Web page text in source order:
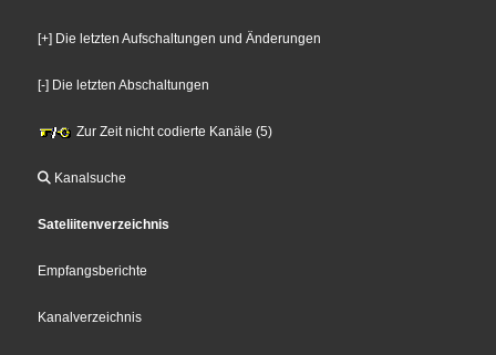
[+] Die letzten Aufschaltungen und Änderungen
[-] Die letzten Abschaltungen
Zur Zeit nicht codierte Kanäle (5)
Kanalsuche
Sateliitenverzeichnis
Empfangsberichte
Kanalverzeichnis